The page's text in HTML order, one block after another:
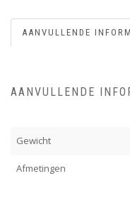
AANVULLENDE
AANVULLENDE
Gewicht
Afmetingen